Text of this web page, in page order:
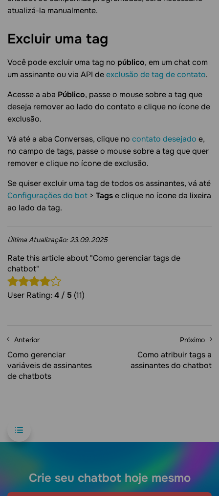
atualizá-la manualmente.
Excluir uma tag
Você pode excluir uma tag no público, em um chat com
um assinante ou via API deexclusão de tag de contato.
Acesse a aba Público, passe o mouse sobre a tag que
deseja remover ao lado do contato e clique no ícone de
exclusão.
Vá até a aba Conversas, clique no contato desejado e,
no campo de tags, passe o mouse sobre a tag que quer
remover e clique no ícone de exclusão.
Se quiser excluir uma tag de todos os assinantes, vá até
Configurações do bot > Tagse clique no ícone da lixeira
ao lado da tag.
Última Atualização: 23.09.2025
Rate this article about "Como gerenciar tags de
chatbot"
User Rating: 4 / 5 (11)
Anterior
Como gerenciar
variáveis de assinantes
de chatbots
Próximo
Como atribuir tags a
assinantes do chatbot
Crie seu chatbot hoje mesmo